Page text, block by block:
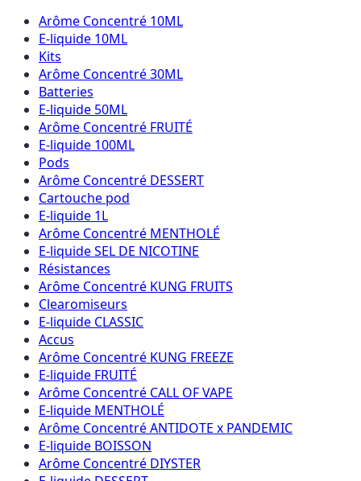
Arôme Concentré 10ML
E-liquide 10ML
Kits
Arôme Concentré 30ML
Batteries
E-liquide 50ML
Arôme Concentré FRUITÉ
E-liquide 100ML
Pods
Arôme Concentré DESSERT
Cartouche pod
E-liquide 1L
Arôme Concentré MENTHOLÉ
E-liquide SEL DE NICOTINE
Résistances
Arôme Concentré KUNG FRUITS
Clearomiseurs
E-liquide CLASSIC
Accus
Arôme Concentré KUNG FREEZE
E-liquide FRUITÉ
Arôme Concentré CALL OF VAPE
E-liquide MENTHOLÉ
Arôme Concentré ANTIDOTE x PANDEMIC
E-liquide BOISSON
Arôme Concentré DIYSTER